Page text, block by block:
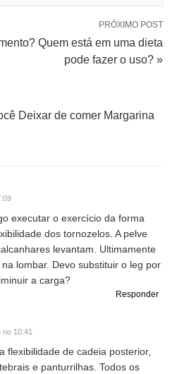
PRÓXIMO POST
Quem está em uma dieta
pode fazer o uso? »
Deixar de comer Margarina
executar o exercício da forma
dos tornozelos. A pelve
levantam. Ultimamente
lombar. Devo substituir o leg por
a carga?
Responder
10:41
flexibilidade de cadeia posterior,
e panturrilhas. Todos os